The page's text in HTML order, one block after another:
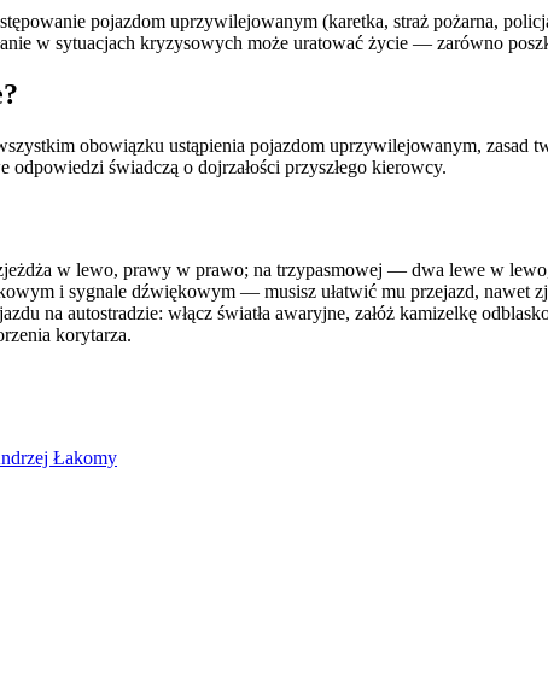
pojazdom uprzywilejowanym (karetka, straż pożarna,
w sytuacjach kryzysowych może uratować życie — zarówno
obowiązku ustąpienia pojazdom uprzywilejowanym,
świadczą o dojrzałości przyszłego kierowcy.
w lewo, prawy w prawo; na trzypasmowej — dwa lewe w
i sygnale dźwiękowym — musisz ułatwić mu przejazd, nawet
na autostradzie: włącz światła awaryjne, załóż kamizelkę
korytarza.
Łakomy